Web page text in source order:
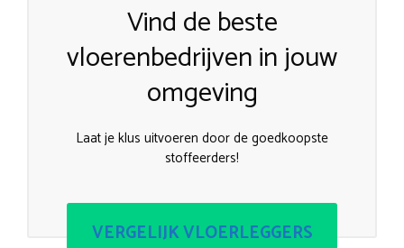
Vind de beste
vloerenbedrijven in jouw
omgeving
Laat je klus uitvoeren door de goedkoopste
stoffeerders!
VERGELIJK VLOERLEGGERS